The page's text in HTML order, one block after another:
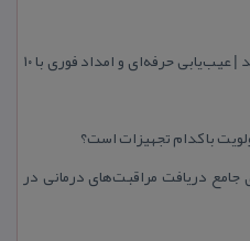
تعمیرگاه تخصصی كوییك در مشهد | عیب‌یابی حرفه‌ای و امداد فوری با ۱۰
دریافت مراقبت‌های درمانی در